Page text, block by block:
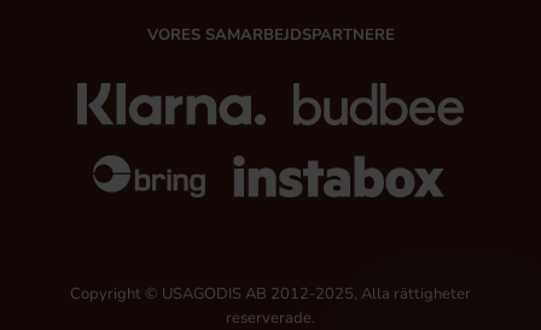
VORES SAMARBEJDSPARTNERE
Copyright © USAGODIS AB 2012-2025, Alla rättigheter
reserverade.